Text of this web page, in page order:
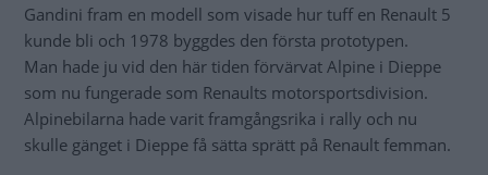
Gandini fram en modell som visade hur tuff en Renault 5
kunde bli och 1978 byggdes den första prototypen.
Man hade ju vid den här tiden förvärvat Alpine i Dieppe
som nu fungerade som Renaults motorsportsdivision.
Alpinebilarna hade varit framgångsrika i rally och nu
skulle gänget i Dieppe få sätta sprätt på Renault femman.